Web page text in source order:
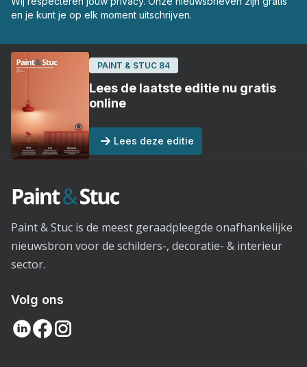
en je kunt je op elk moment uitschrijven.
PAINT & STUC 84
Lees de laatste editie nu gratis
online
Lees deze editie
Paint & Stuc is de meest geraadpleegde onafhankelijke
nieuwsbron voor de schilders-, decoratie- & interieur
sector.
Volg ons